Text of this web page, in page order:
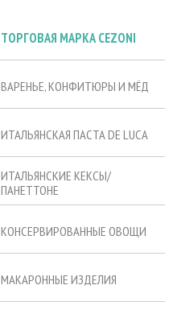
ТОРГОВАЯ МАРКА CEZONI
ВАРЕНЬЕ, КОНФИТЮРЫ И МЁД
ИТАЛЬЯНСКАЯ ПАСТА DE LUCA
ИТАЛЬЯНСКИЕ КЕКСЫ/
ПАНЕТТОНЕ
КОНСЕРВИРОВАННЫЕ ОВОЩИ
МАКАРОННЫЕ ИЗДЕЛИЯ